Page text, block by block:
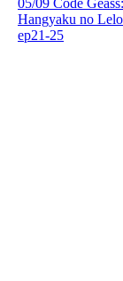
05/09 Code Geass:
Hangyaku no
ep21-25